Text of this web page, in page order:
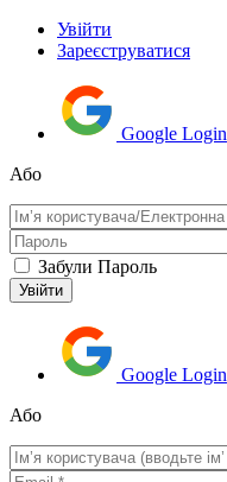
Увійти
Зареєструватися
Google Login
Або
Забули Пароль
Google Login
Або